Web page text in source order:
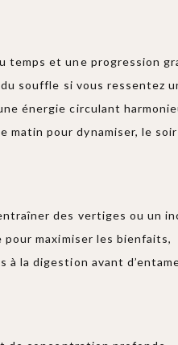
temps et une progression
souffle si vous ressentez
énergie circulant
matin pour dynamiser, le
des vertiges ou un
maximiser les bienfaits,
à la digestion avant